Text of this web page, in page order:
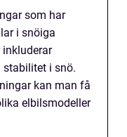
som har
i snöiga
stabilitet i snö.
kan man få
elbilsmodeller